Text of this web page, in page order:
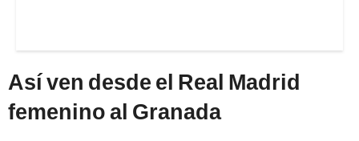
Así ven desde el Real Madrid
femenino al Granada